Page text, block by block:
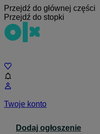
Przejdź do głównej części
Przejdź do stopki
Twoje konto
Dodaj ogłoszenie